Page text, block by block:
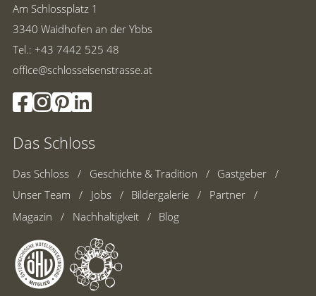
Am Schlossplatz 1
3340 Waidhofen an der Ybbs
Tel.: +43 7442 525 48
office@schlosseisenstrasse.at
Das Schloss
Das Schloss Geschichte & Tradition
Gastgeber
Unser Team
Jobs Bildergalerie
Partner
Magazin
Nachhaltigkeit Blog